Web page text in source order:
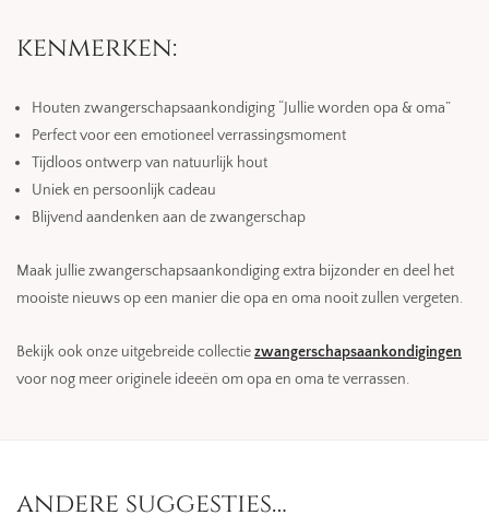
kenmerken:
Houten zwangerschapsaankondiging “Jullie worden opa & oma”
Perfect voor een emotioneel verrassingsmoment
Tijdloos ontwerp van natuurlijk hout
Uniek en persoonlijk cadeau
Blijvend aandenken aan de zwangerschap
Maak jullie zwangerschapsaankondiging extra bijzonder en deel het
mooiste nieuws op een manier die opa en oma nooit zullen vergeten.
Bekijk ook onze uitgebreide collectiezwangerschapsaankondigingen
voor nog meer originele ideeën om opa en oma te verrassen.
andere suggesties…